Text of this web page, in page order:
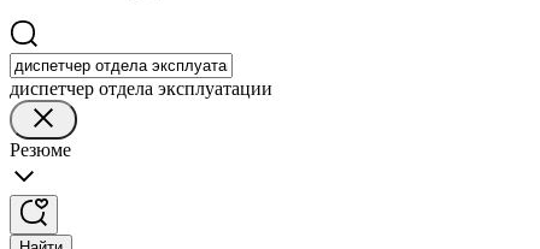
диспетчер отдела эксплуатации
Резюме